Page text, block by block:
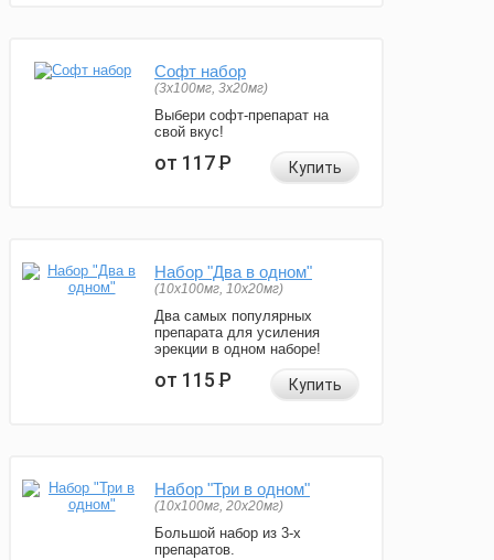
Софт набор
(3x100мг, 3x20мг)
Выбери софт-препарат на
свой вкус!
от 117Р Купить
Набор "Два в одном"
(10x100мг, 10x20мг)
Два самых популярных
препарата для усиления
эрекции в одном наборе!
от 115Р Купить
Набор "Три в одном"
(10x100мг, 20x20мг)
Большой набор из 3-х
препаратов.